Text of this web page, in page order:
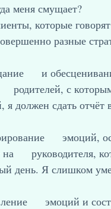
меня смущает?
которые
разные
и
родителей, с
я должен сдать отчёт
эмоций,
на      руководителя,
день. Я слишком
эмоций и